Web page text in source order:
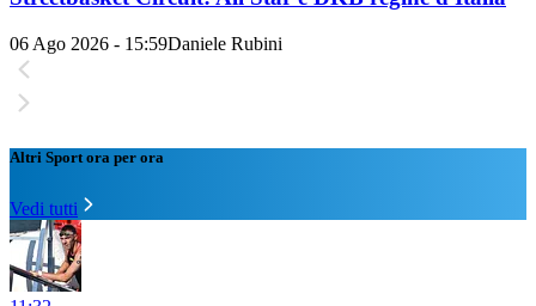
06 Ago 2026 - 15:59Daniele Rubini
Altri Sport ora per ora
Vedi tutti